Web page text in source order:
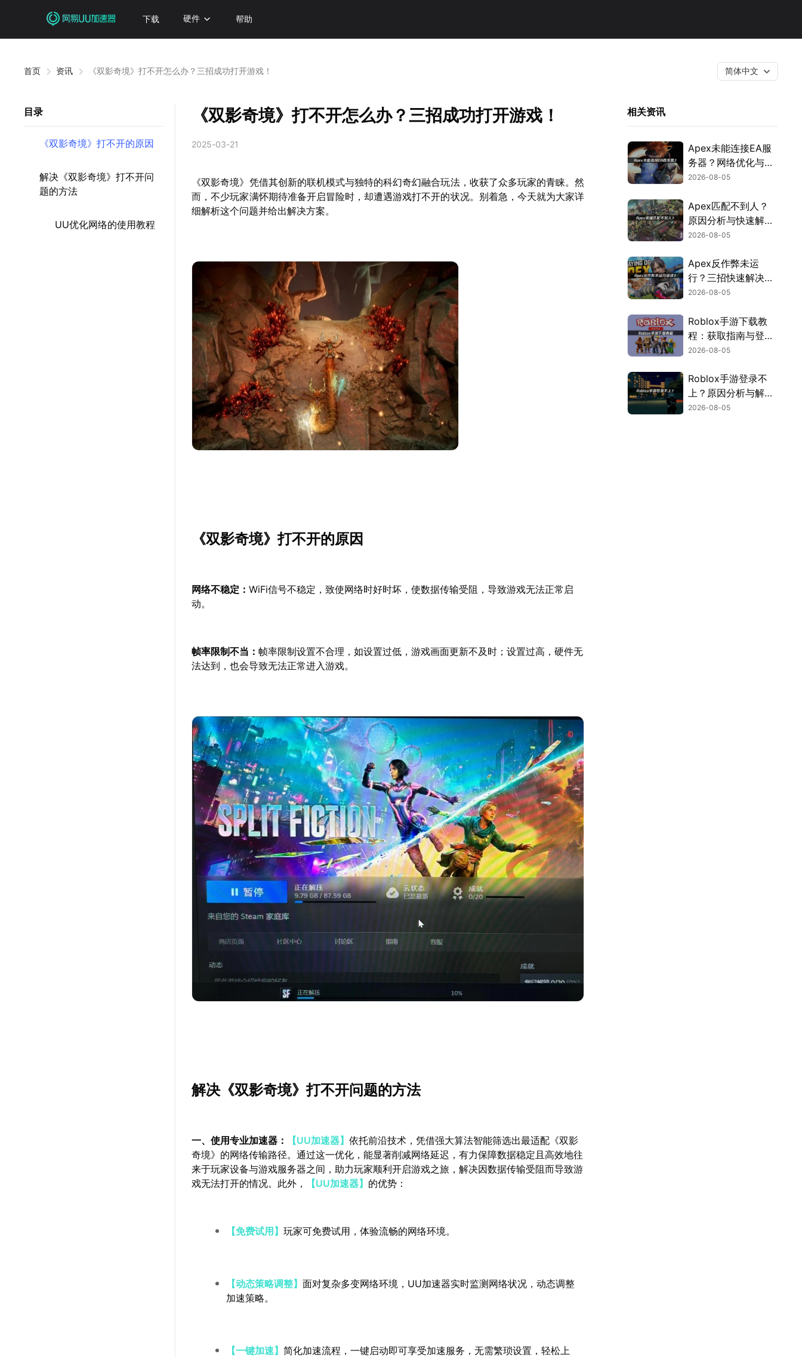
下载 硬件 帮助
首页 资讯 《双影奇境》打不开怎么办？三招成功打开游戏！ 简体中文
目录
《双影奇境》打不开的原因
解决《双影奇境》打不开问
题的方法
UU优化网络的使用教程
《双影奇境》打不开怎么办？三招成功打开游戏！
2025-03-21
《双影奇境》凭借其创新的联机模式与独特的科幻奇幻融合玩法，收获了众多玩家的青睐。然
而，不少玩家满怀期待准备开启冒险时，却遭遇游戏打不开的状况。别着急，今天就为大家详
细解析这个问题并给出解决方案。
《双影奇境》打不开的原因
网络不稳定：WiFi信号不稳定，致使网络时好时坏，使数据传输受阻，导致游戏无法正常启
动。
帧率限制不当：帧率限制设置不合理，如设置过低，游戏画面更新不及时；设置过高，硬件无
法达到，也会导致无法正常进入游戏。
解决《双影奇境》打不开问题的方法
一、使用专业加速器： 【UU加速器】依托前沿技术，凭借强大算法智能筛选出最适配《双影
奇境》的网络传输路径。通过这一优化，能显著削减网络延迟，有力保障数据稳定且高效地往
来于玩家设备与游戏服务器之间，助力玩家顺利开启游戏之旅，解决因数据传输受阻而导致游
戏无法打开的情况。此外，
【UU加速器】 的优势：
【免费试用】玩家可免费试用，体验流畅的网络环境。
【动态策略调整】面对复杂多变网络环境，UU加速器实时监测网络状况，动态调整
加速策略。
【一键加速】简化加速流程，一键启动即可享受加速服务，无需繁琐设置，轻松上
相关资讯
Apex未能连接EA服
务器？网络优化与故
障排查指南！
2026-08-05
Apex匹配不到人？
原因分析与快速解决
方案！
2026-08-05
Apex反作弊未运
行？三招快速解决方
案！
2026-08-05
Roblox手游下载教
程：获取指南与登录
解决方案！
2026-08-05
Roblox手游登录不
上？原因分析与解决
方案！
2026-08-05